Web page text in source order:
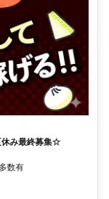
休み最終募集☆
数有